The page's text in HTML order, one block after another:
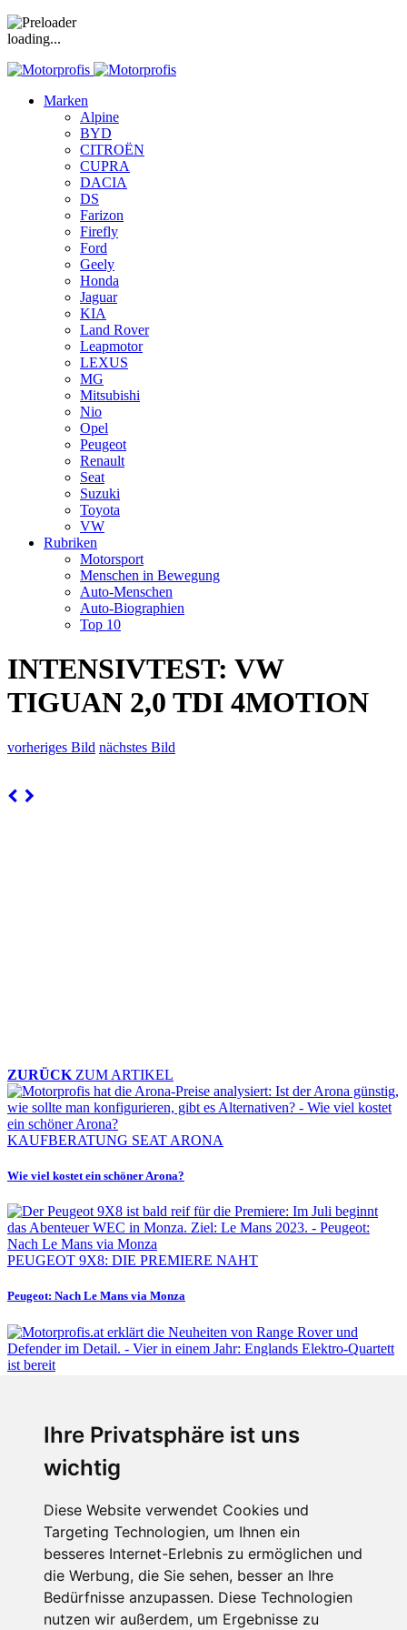
Ihre Privatsphäre ist uns
wichtig
Diese Website verwendet Cookies und
Targeting Technologien, um Ihnen ein
besseres Internet-Erlebnis zu ermöglichen und
die Werbung, die Sie sehen, besser an Ihre
Bedürfnisse anzupassen. Diese Technologien
nutzen wir außerdem, um Ergebnisse zu
loading...
Marken
Alpine
BYD
CITROËN
CUPRA
DACIA
DS
Farizon
Firefly
Ford
Geely
Honda
Jaguar
KIA
Land Rover
Leapmotor
LEXUS
MG
Mitsubishi
Nio
Opel
Peugeot
Renault
Seat
Suzuki
Toyota
VW
Rubriken
Motorsport
Menschen in Bewegung
Auto-Menschen
Auto-Biographien
Top 10
INTENSIVTEST: VW
TIGUAN 2,0 TDI 4MOTION
vorheriges Bild nächstes Bild
ZURÜCK ZUM ARTIKEL
KAUFBERATUNG SEAT ARONA
Wie viel kostet ein schöner Arona?
PEUGEOT 9X8: DIE PREMIERE NAHT
Peugeot: Nach Le Mans via Monza
Vier in einem Jahr: Englands Elektro-Quartett ist bereit
Fabian Steiner
Auto heißt Auto: Wie man die Klimaanlage bedient (und wie nicht)